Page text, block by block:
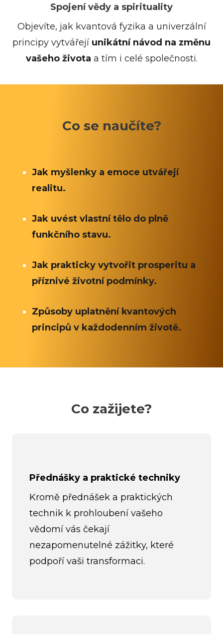
Spojení vědy a spirituality
Objevíte, jak kvantová fyzika a univerzální
principy vytvářejí unikátní návod na změnu
vašeho života a tím i celé společnosti.
Co se naučíte?
Jak myšlenky a emoce utvářejí
realitu.
Jak uvést vlastní tělo do plně
funkčního stavu.
Jak prakticky vytvořit prosperitu a
příznivé životní podmínky.
Způsoby uplatnění kvantových
principů v každodenním životě.
Co zažijete?
Přednášky a praktické techniky
Kromě přednášek a praktických
technik k prohloubení vašeho
vědomí vás čekají
nezapomenutelné zážitky, které
podpoří vaši transformaci.